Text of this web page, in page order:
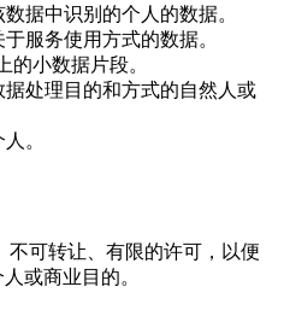
据中识别的个人的数据。
服务使用方式的数据。
的小数据片段。
据处理目的和方式的自然人或
。
不可转让、有限的许可，以便
或商业目的。